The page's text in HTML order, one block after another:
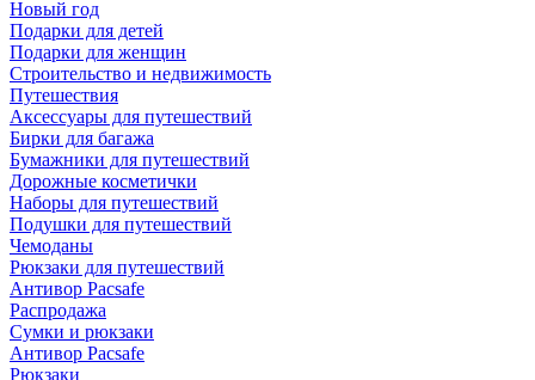
Новый год
Подарки для детей
Подарки для женщин
Строительство и недвижимость
Путешествия
Аксессуары для путешествий
Бирки для багажа
Бумажники для путешествий
Дорожные косметички
Наборы для путешествий
Подушки для путешествий
Чемоданы
Рюкзаки для путешествий
Антивор Pacsafe
Распродажа
Сумки и рюкзаки
Антивор Pacsafe
Рюкзаки